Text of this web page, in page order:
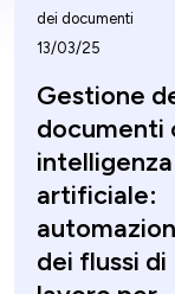
dei documenti
13/03/25
Gestione
documenti
intelligenza
artificiale:
dei flussi di